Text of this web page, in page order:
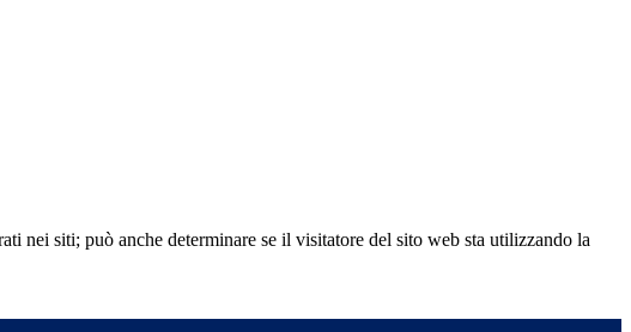
nei siti; può anche determinare se il visitatore del sito web sta utilizzando la